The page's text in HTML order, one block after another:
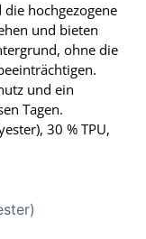
hochgezogene
und bieten
ohne die
und ein
Tagen.
30 % TPU,